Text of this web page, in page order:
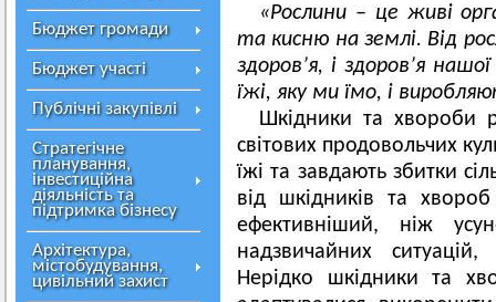
Бюджет громади
Бюджет участі
Публічні закупівлі
Стратегічне
планування,
інвестиційна
діяльність та
підтримка бізнесу
Архітектура,
містобудування,
цивільний захист
«Рослини – це живі
та кисню на землі. Від
здоров’я, і здоров’я
їжі, яку ми їмо, і
Шкідники та хвороби
світових продовольчих
їжі та завдають збитки
від шкідників та
ефективніший, ніж
надзвичайних
Нерідко шкідники та